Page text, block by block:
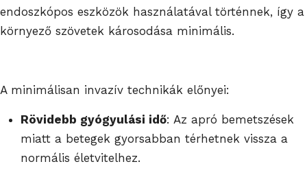
endoszkópos eszközök használatával történnek, így a
környező szövetek károsodása minimális.
A minimálisan invazív technikák előnyei:
Rövidebb gyógyulási idő: Az apró bemetszések
miatt a betegek gyorsabban térhetnek vissza a
normális életvitelhez.